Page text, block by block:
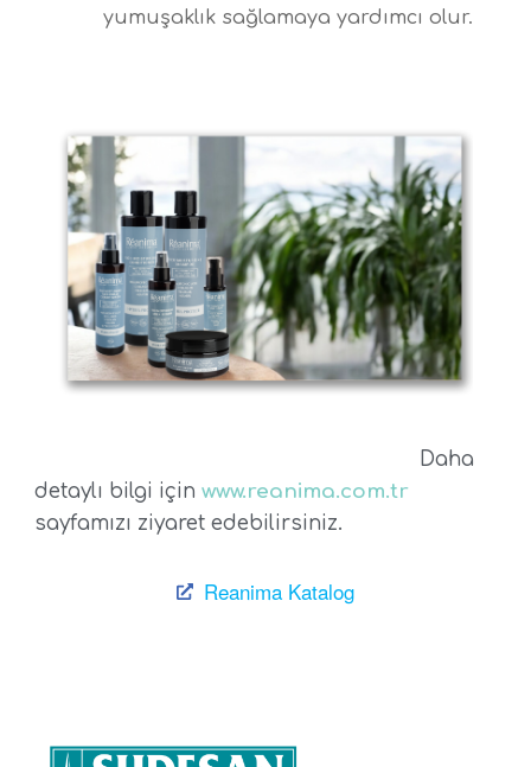
yumuşaklık sağlamaya yardımcı olur.
Daha
detaylı bilgi için www.reanima.com.tr
sayfamızı ziyaret edebilirsiniz.
Reanima Katalog